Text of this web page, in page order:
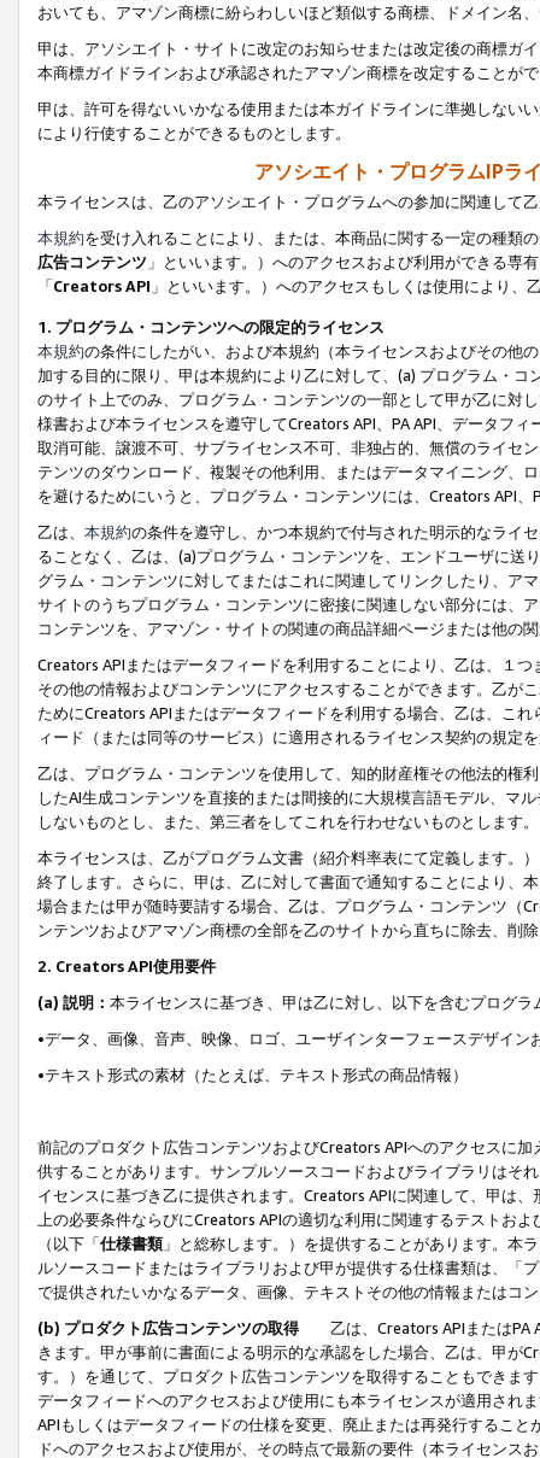
おいても、アマゾン商標に紛らわしいほど類似する商標、ドメイン名
甲は、アソシエイト・サイトに改定のお知らせまたは改定後の商標ガ
本商標ガイドラインおよび承認されたアマゾン商標を改定することが
甲は、許可を得ないいかなる使用または本ガイドラインに準拠しない
により行使することができるものとします。
アソシエイト・プログラムIPラ
本ライセンスは、乙のアソシエイト・プログラムへの参加に関連して
本規約を受け入れることにより、または、本商品に関する一定の種類
広告コンテンツ 」といいます。）へのアクセスおよび利用ができる専
「Creators API 」といいます。）へのアクセスもしくは使用により
1. プログラム・コンテンツへの限定的ライセンス
本規約の条件にしたがい、および本規約（本ライセンスおよびその他
加する目的に限り、甲は本規約により乙に対して、(a) プログラム・
のサイト上でのみ、プログラム・コンテンツの一部として甲が乙に対
様書および本ライセンスを遵守してCreators API、PA API、データフ
取消可能、譲渡不可、サブライセンス不可、非独占的、無償のライセ
テンツのダウンロード、複製その他利用、またはデータマイニング、
を避けるためにいうと、プログラム・コンテンツには、Creators API
乙は、 本規約の条件を遵守し、かつ本規約で付与された明示的なライ
ることなく、乙は、(a)プログラム・コンテンツを、エンドユーザに
グラム・コンテンツに対してまたはこれに関連してリンクしたり、ア
サイトのうちプログラム・コンテンツに密接に関連しない部分には、
コンテンツを、アマゾン・サイトの関連の商品詳細ページまたは他の
Creators APIまたはデータフィードを利用することにより、乙は、１
その他の情報およびコンテンツにアクセスすることができます。乙が
ためにCreators APIまたはデータフィードを利用する場合、乙は、こ
ィード（または同等のサービス）に適用されるライセンス契約の規定
乙は、プログラム・コンテンツを使用して、知的財産権その他法的権
したAI生成コンテンツを直接的または間接的に大規模言語モデル、マ
しないものとし、また、第三者をしてこれを行わせないものとします。
本ライセンスは、乙がプログラム文書（紹介料率表にて定義します。
終了します。さらに、甲は、乙に対して書面で通知することにより、
場合または甲が随時要請する場合、乙は、プログラム・コンテンツ（
ンテンツおよびアマゾン商標の全部を乙のサイトから直ちに除去、削
2. Creators API使用要件
(a) 説明： 本ライセンスに基づき、甲は乙に対し、以下を含むプログ
•データ、画像、音声、映像、ロゴ、ユーザインターフェースデザイ
•テキスト形式の素材（たとえば、テキスト形式の商品情報）
前記のプロダクト広告コンテンツおよびCreators APIへのアクセスに
供することがあります。サンプルソースコードおよびライブラリはそ
イセンスに基づき乙に提供されます。Creators APIに関連して、甲は
上の必要条件ならびにCreators APIの適切な利用に関連するテストお
（以下「仕様書類」と総称します。）を提供することがあります。本
ルソースコードまたはライブラリおよび甲が提供する仕様書類は、「
で提供されたいかなるデータ、画像、テキストその他の情報またはコ
(b) プロダクト広告コンテンツの取得
乙は、Creators APIまたはPA
きます。甲が事前に書面による明示的な承認をした場合、乙は、甲が
す。）を通じて、プロダクト広告コンテンツを取得することもできま
データフィードへのアクセスおよび使用にも本ライセンスが適用され
APIもしくはデータフィードの仕様を変更、廃止または再発行するこ
ドへのアクセスおよび使用が、その時点で最新の要件（本ライセン